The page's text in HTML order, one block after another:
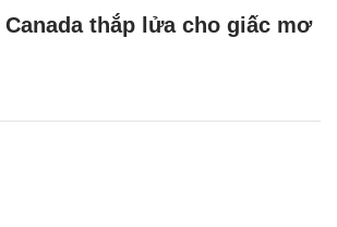
thắp lửa cho giấc mơ